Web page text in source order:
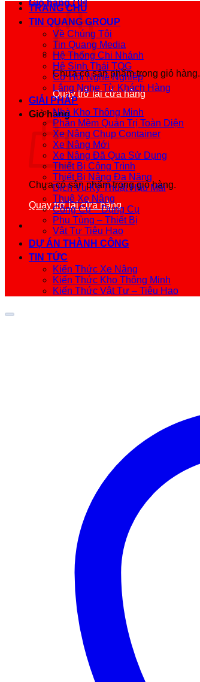
Giỏ hàng /0₫
Chưa có sản phẩm trong giỏ hàng.
Quay trở lại cửa hàng
Giỏ hàng
Chưa có sản phẩm trong giỏ hàng.
Quay trở lại cửa hàng
TRANG CHỦ
TIN QUANG GROUP
Về Chúng Tôi
Tin Quang Media
Hệ Thống Chi Nhánh
Hệ Sinh Thái TQG
Cơ Hội Nghề Nghiệp
Lắng Nghe Từ Khách Hàng
GIẢI PHÁP
Nhà Kho Thông Minh
Phần Mềm Quản Trị Toàn Diện
Xe Nâng Chụp Container
Xe Nâng Mới
Xe Nâng Đã Qua Sử Dụng
Thiết Bị Công Trình
Thiết Bị Nâng Đa Năng
Dịch Vụ Kỹ Thuật Hậu Mãi
Thuê Xe Nâng
Công Cụ – Dụng Cụ
Phụ Tùng – Thiết Bị
Vật Tư Tiêu Hao
DỰ ÁN THÀNH CÔNG
TIN TỨC
Kiến Thức Xe Nâng
Kiến Thức Kho Thông Minh
Kiến Thức Vật Tư – Tiêu Hao